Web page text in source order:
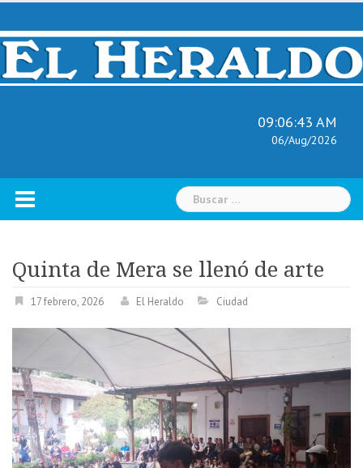
Skip
content
09:06:44 AM
06/Aug/2026
Buscar:
Quinta de Mera se llenó de arte
17 febrero, 2026 El Heraldo Ciudad